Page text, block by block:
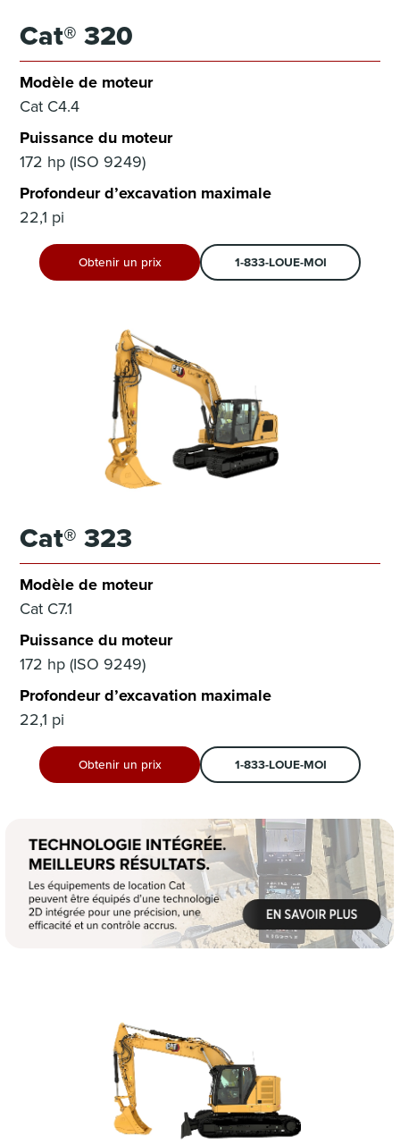
Cat® 320
Modèle de moteur
Cat C4.4
Puissance du moteur
172 hp (ISO 9249)
Profondeur d’excavation maximale
22,1 pi
Obtenir un prix 1-833-LOUE-MOI
Cat® 323
Modèle de moteur
Cat C7.1
Puissance du moteur
172 hp (ISO 9249)
Profondeur d’excavation maximale
22,1 pi
Obtenir un prix 1-833-LOUE-MOI